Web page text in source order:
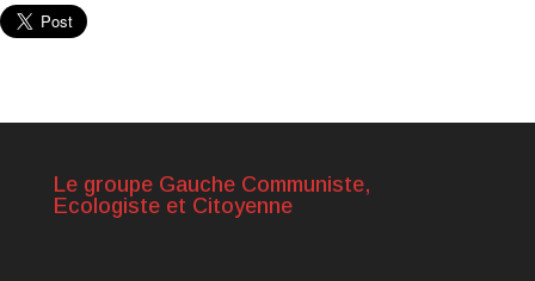
Le groupe Gauche Communiste,
Ecologiste et Citoyenne